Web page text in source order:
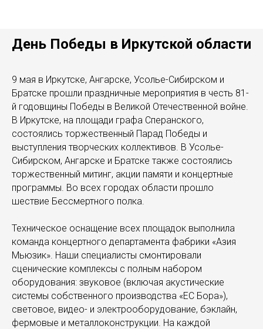
День Победы в Иркутской области
9 мая в Иркутске, Ангарске, Усолье-Сибирском и
Братске прошли праздничные мероприятия в честь 81-
й годовщины Победы в Великой Отечественной войне.
В Иркутске, на площади графа Сперанского,
состоялись торжественный Парад Победы и
выступления творческих коллективов. В Усолье-
Сибирском, Ангарске и Братске также состоялись
торжественный митинг, акции памяти и концертные
программы. Во всех городах области прошло
шествие Бессмертного полка.
Техническое оснащение всех площадок выполнила
команда концертного департамента фабрики «Азия
Мьюзик». Наши специалисты смонтировали
сценические комплексы с полным набором
оборудования: звуковое (включая акустические
системы собственного производства «ЕС Бора»),
световое, видео- и электрооборудование, бэклайн,
фермовые и металлоконструкции. На каждой